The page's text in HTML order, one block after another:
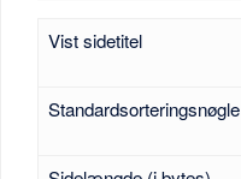
Vist sidetitel
Standardsorteringsnøgle